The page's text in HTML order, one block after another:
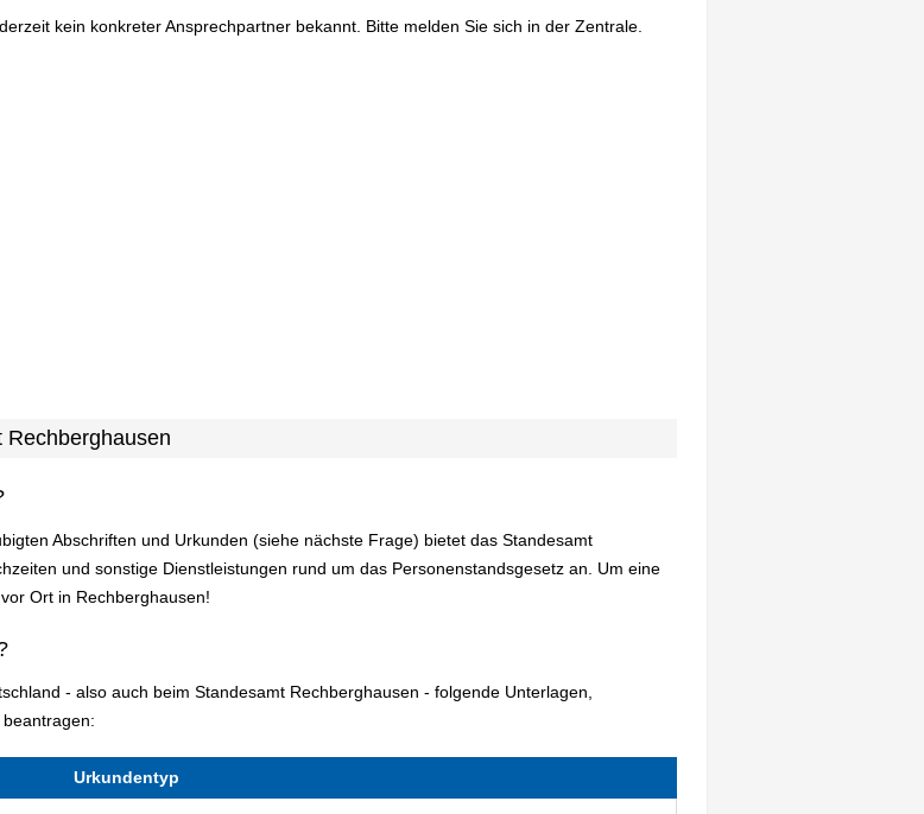
kein konkreter Ansprechpartner bekannt. Bitte melden Sie sich in der Zentrale.
Rechberghausen
Abschriften und Urkunden (siehe nächste Frage) bietet das Standesamt
und sonstige Dienstleistungen rund um das Personenstandsgesetz an. Um eine
Ort in Rechberghausen!
- also auch beim Standesamt Rechberghausen - folgende Unterlagen,
Urkundentyp